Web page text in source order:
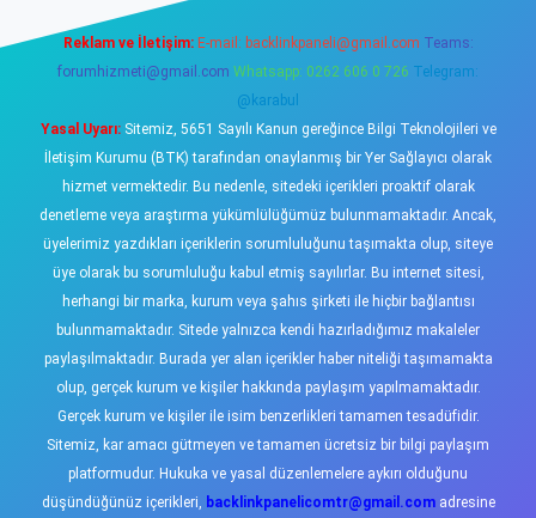
Reklam ve İletişim: E-mail: backlinkpaneli@gmail.com Teams:
forumhizmeti@gmail.com Whatsapp: 0262 606 0 726 Telegram:
@karabul
Yasal Uyarı:Sitemiz, 5651 Sayılı Kanun gereğince Bilgi Teknolojileri ve
İletişim Kurumu (BTK) tarafından onaylanmış bir Yer Sağlayıcı olarak
hizmet vermektedir. Bu nedenle, sitedeki içerikleri proaktif olarak
denetleme veya araştırma yükümlülüğümüz bulunmamaktadır. Ancak,
üyelerimiz yazdıkları içeriklerin sorumluluğunu taşımakta olup, siteye
üye olarak bu sorumluluğu kabul etmiş sayılırlar. Bu internet sitesi,
herhangi bir marka, kurum veya şahıs şirketi ile hiçbir bağlantısı
bulunmamaktadır. Sitede yalnızca kendi hazırladığımız makaleler
paylaşılmaktadır. Burada yer alan içerikler haber niteliği taşımamakta
olup, gerçek kurum ve kişiler hakkında paylaşım yapılmamaktadır.
Gerçek kurum ve kişiler ile isim benzerlikleri tamamen tesadüfidir.
Sitemiz, kar amacı gütmeyen ve tamamen ücretsiz bir bilgi paylaşım
platformudur. Hukuka ve yasal düzenlemelere aykırı olduğunu
düşündüğünüz içerikleri, backlinkpanelicomtr@gmail.comadresine